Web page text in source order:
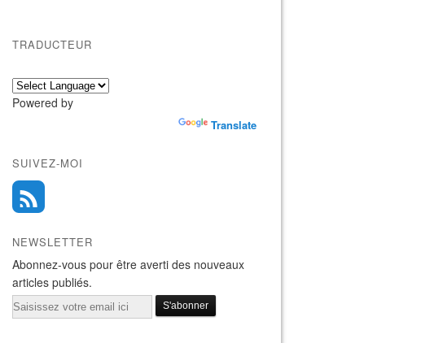
TRADUCTEUR
Powered by
Translate
SUIVEZ-MOI
NEWSLETTER
Abonnez-vous pour être averti des nouveaux
articles publiés.
Email